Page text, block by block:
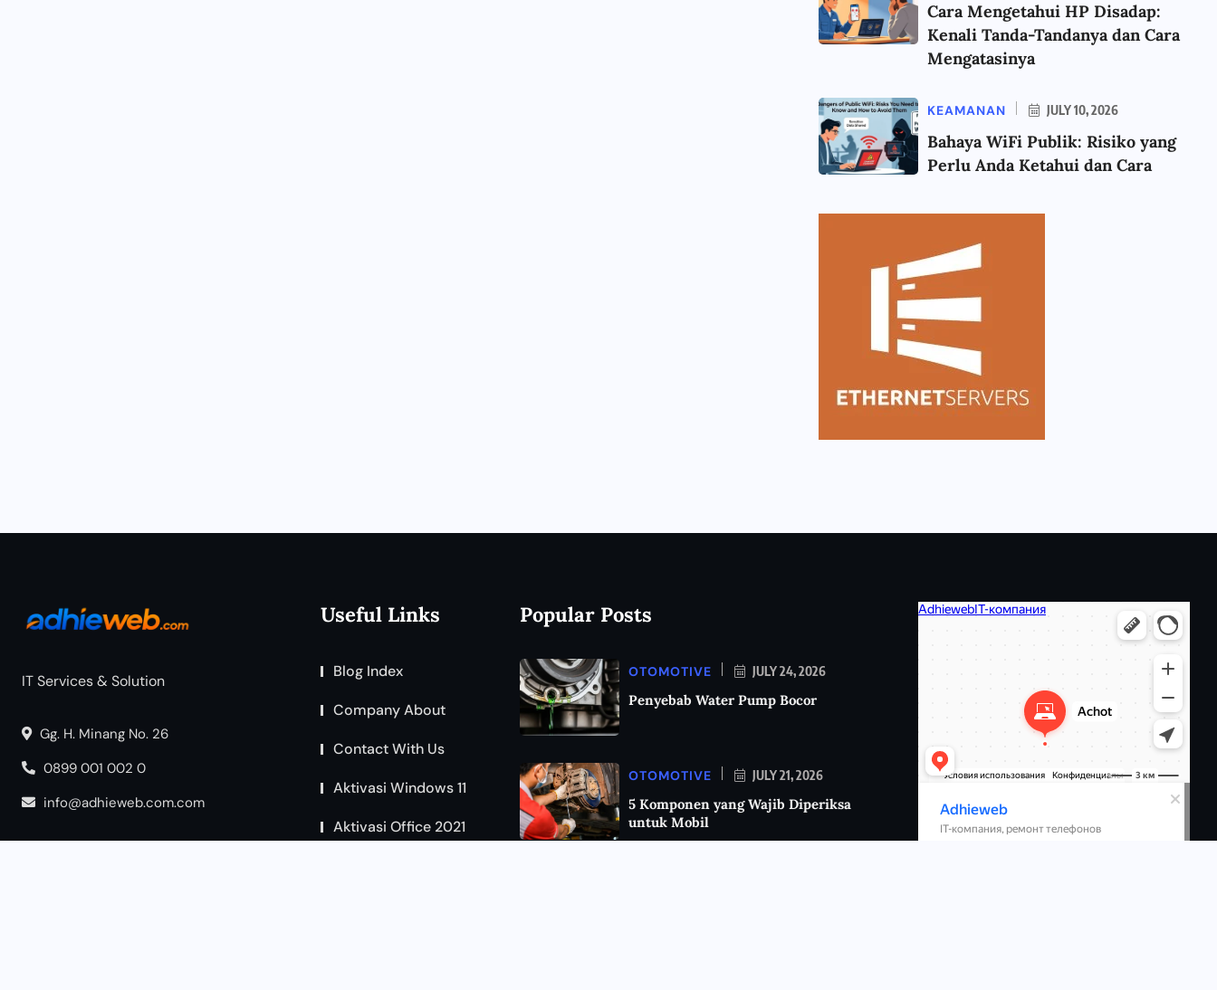
Cara Mengetahui HP Disadap:
Kenali Tanda-Tandanya dan Cara
Mengatasinya
KEAMANAN JULY 10, 2026
Bahaya WiFi Publik: Risiko yang
Perlu Anda Ketahui dan Cara
IT Services & Solution
Gg. H. Minang No. 26
0899 001 002 0
info@adhieweb.com.com
Useful Links
Blog Index
Company About
Contact With Us
Aktivasi Windows 11
Aktivasi Office 2021
Popular Posts
OTOMOTIVE JULY 24, 2026
Penyebab Water Pump Bocor
OTOMOTIVE JULY 21, 2026
5 Komponen yang Wajib Diperiksa
untuk Mobil